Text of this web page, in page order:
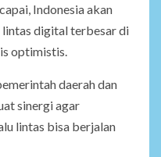
Indonesia akan
lintas digital terbesar di
optimistis.
daerah dan
sinergi agar
lintas bisa berjalan